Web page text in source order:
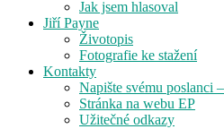
Jak jsem hlasoval
Jiří Payne
Životopis
Fotografie ke stažení
Kontakty
Napište svému poslanci
Stránka na webu EP
Užitečné odkazy